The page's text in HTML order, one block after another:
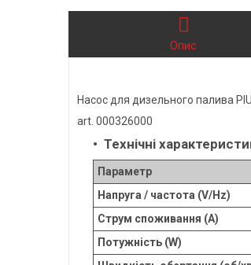
Опис
Насос для дизельного палива
art. 000326000
Технічні
Параметр
Напруга / частота (V/Hz)
Струм споживання (A)
Потужність (W)